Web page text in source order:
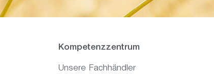
Kompetenzzentrum
Unsere Fachhändler